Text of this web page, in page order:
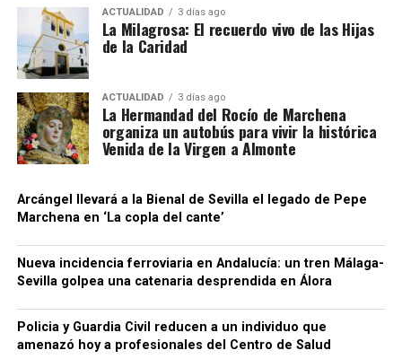
La operación adquiere así especial relevancia para
la Sierra Sur sevillana. No se trata únicamente de
que La Puebla de Cazalla figure entre las
localidades donde se practicaron registros: la
investigación está siendo dirigida judicialmente
desde Morón de la Frontera, situando una causa de
alcance nacional —con conexiones empresariales en
cuatro provincias y movimientos comerciales
próximo a la comarca.
La investigación continúa abierta, por lo que habrá
que esperar a la evolución de las diligencias para
conocer con mayor precisión el número de
sociedades y personas de La Puebla de Cazalla
afectadas, su función concreta dentro del entramado
y el destino judicial de los detenidos. Por ahora, no
ACTUALIDAD 3 días ago
La Milagrosa: El recuerdo vivo de las Hijas
de la Caridad
ACTUALIDAD 3 días ago
La Hermandad del Rocío de Marchena
organiza un autobús para vivir la histórica
Venida de la Virgen a Almonte
Arcángel llevará a la Bienal de Sevilla el legado de Pepe
Marchena en ‘La copla del cante’
Nueva incidencia ferroviaria en Andalucía: un tren Málaga-
Sevilla golpea una catenaria desprendida en Álora
Policia y Guardia Civil reducen a un individuo que
amenazó hoy a profesionales del Centro de Salud